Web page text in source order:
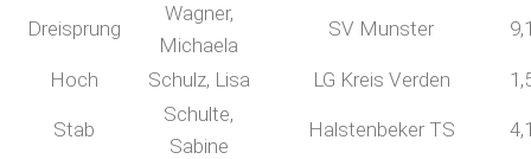
Dreisprung
Wagner,
Michaela
SV Munster
Hoch Schulz, Lisa LG Kreis Verden
Stab
Schulte,
Sabine
Halstenbeker TS